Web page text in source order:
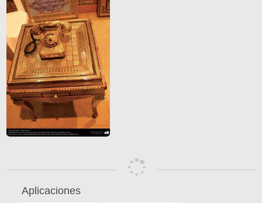
Aplicaciones